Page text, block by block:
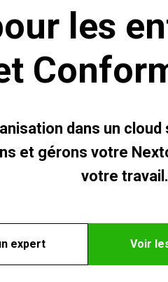
les
dans un
et gérons votre
votre travail.
expert Voir